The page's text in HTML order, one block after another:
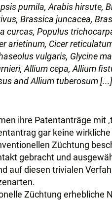
pumila, Arabis hirsute,
Brassica juncacea,
curcas, Populus
arietinum, Cicer
vulgaris, Glycine
Allium cepa, Allium
and Allium tuberosum
ihre Patentanträge mit
gar keine
Züchtung
gebracht und
auf diesen trivialen
Züchtung erhebliche